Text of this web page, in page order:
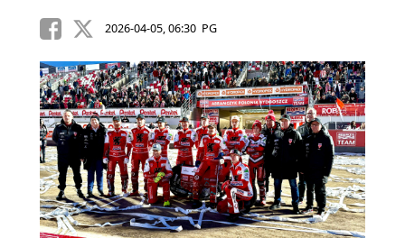
2026-04-05, 06:30 PG